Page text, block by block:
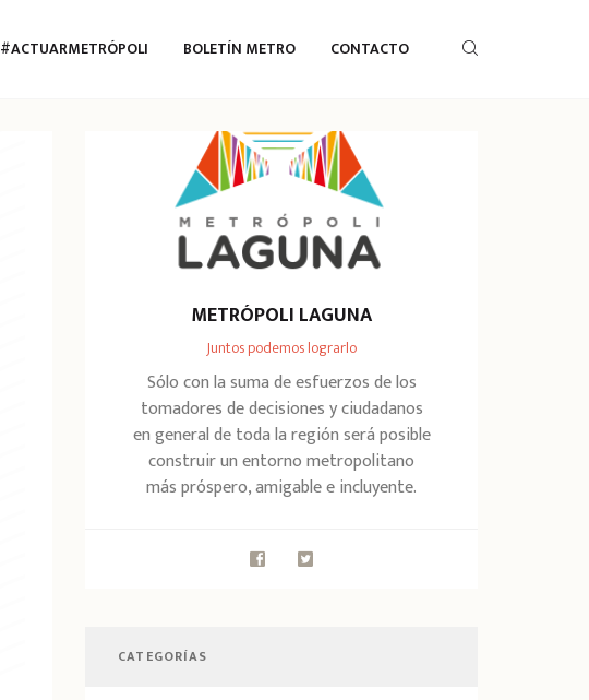
#ACTUARMETRÓPOLI BOLETÍN METRO CONTACTO
METRÓPOLI LAGUNA
Juntos podemos lograrlo
Sólo con la suma de esfuerzos de los
tomadores de decisiones y ciudadanos
en general de toda la región será posible
construir un entorno metropolitano
más próspero, amigable e incluyente.
CATEGORÍAS